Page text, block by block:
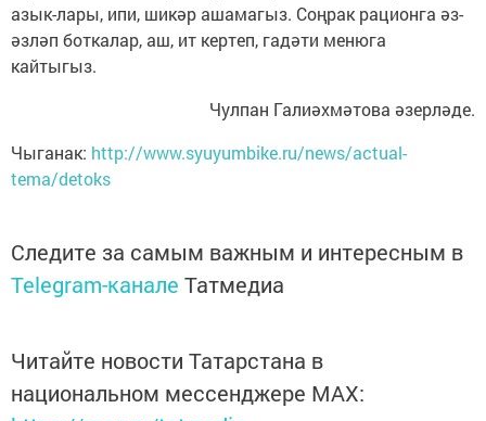
азык-лары, ипи, шикәр ашамагыз. Соңрак рационга әз-
әзләп боткалар, аш, ит кертеп, гадәти менюга
кайтыгыз.
Чулпан Галиәхмәтова әзерләде.
Чыганак: http://www.syuyumbike.ru/news/actual-
tema/detoks
Следите за самым важным и интересным в
Telegram-канале Татмедиа
Читайте новости Татарстана в
национальном мессенджере MАХ: